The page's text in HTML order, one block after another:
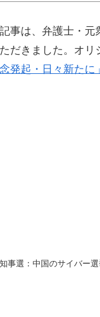
事は、弁護士・
だきました。オ
発起・日々新たに
事選：中国のサイバー